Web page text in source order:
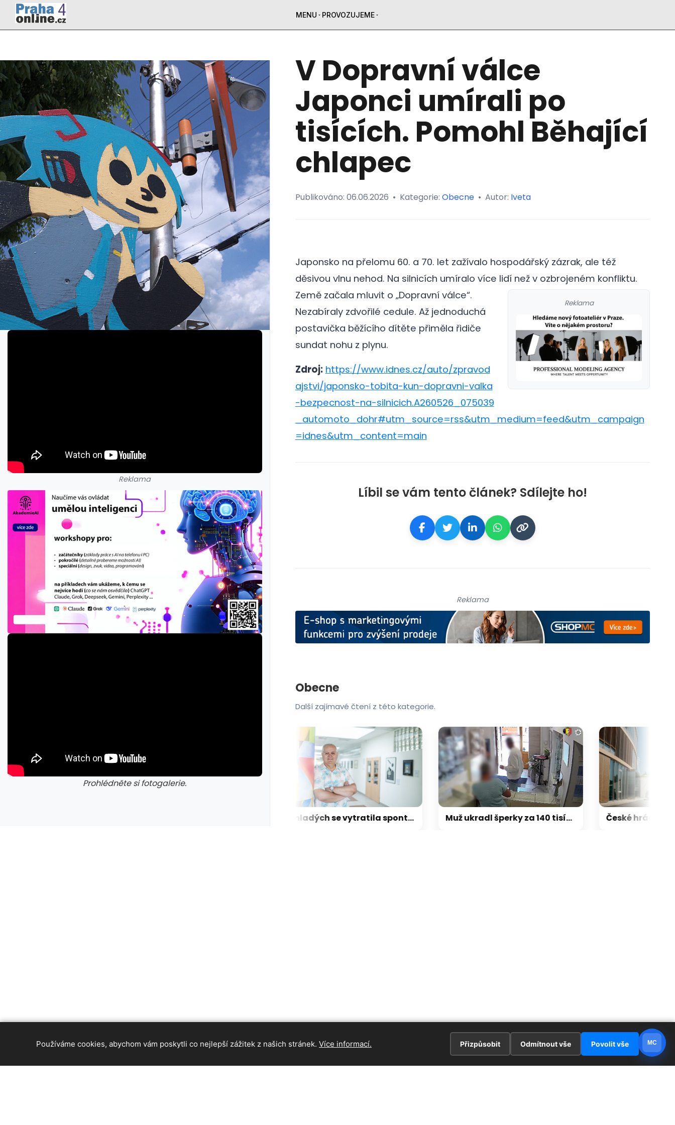
MENU PROVOZUJEME
Reklama
Prohlédněte si fotogalerie.
galerie: cviky
V Dopravní válce
Japonci umírali po
tisících. Pomohl Běhající
chlapec
Publikováno: 06.06.2026 • Kategorie: Obecne • Autor: Iveta
Japonsko na přelomu 60. a 70. let zažívalo hospodářský zázrak, ale též
děsivou vlnu nehod. Na silnicích umíralo více lidí než v ozbrojeném konfliktu.
Země začala mluvit o „Dopravní válce“.
Reklama
Nezabíraly zdvořilé cedule. Až jednoduchá
postavička běžícího dítěte přiměla řidiče
sundat nohu z plynu.
Zdroj: https://www.idnes.cz/auto/zpravod
ajstvi/japonsko-tobita-kun-dopravni-valka
-bezpecnost-na-silnicich.A260526_075039
_automoto_dohr#utm_source=rss&utm_medium=feed&utm_campaign
=idnes&utm_content=main
Líbil se vám tento článek? Sdílejte ho!
Reklama
Obecne
Další zajímavé čtení z této kategorie.
Z mladých se vytratila spontaneita, bojí se chyb, říká vsetínský pedagog a divadelník Muž ukradl šperky za 140 tisíc. Naskočil do autobusu, policie si na něj počkala v Brně
Používáme cookies, abychom vám poskytli co nejlepší zážitek z našich stránek. Více informací. Přizpůsobit Odmítnout vše Povolit vše MC